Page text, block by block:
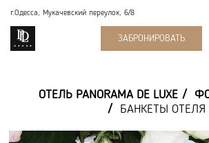
г.Одесса, Мукачевский переулок, 6/8
ЗАБРОНИРОВАТЬ
ОТЕЛЬ PANORAMA DE LUXE
БАНКЕТЫ ОТЕЛЯ